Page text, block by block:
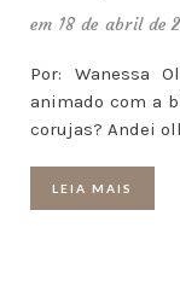
em 18 de abril de
Por: Wanessa
animado com a
corujas? Andei
LEIA MAIS